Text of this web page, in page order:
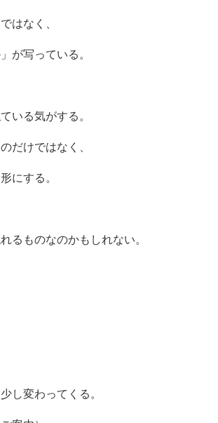
はなく、
が写っている。
いる気がする。
だけではなく、
にする。
るものなのかもしれない。
し変わってくる。